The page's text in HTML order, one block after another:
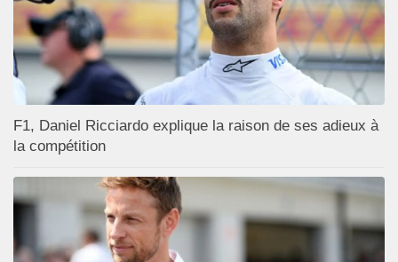
F1, Daniel Ricciardo explique la raison de ses adieux à
la compétition